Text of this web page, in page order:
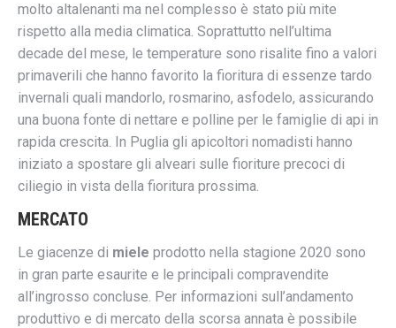
molto altalenanti ma nel complesso è stato più mite
rispetto alla media climatica. Soprattutto nell’ultima
decade del mese, le temperature sono risalite fino a valori
primaverili che hanno favorito la fioritura di essenze tardo
invernali quali mandorlo, rosmarino, asfodelo, assicurando
una buona fonte di nettare e polline per le famiglie di api in
rapida crescita. In Puglia gli apicoltori nomadisti hanno
iniziato a spostare gli alveari sulle fioriture precoci di
ciliegio in vista della fioritura prossima.
MERCATO
Le giacenze di miele prodotto nella stagione 2020 sono
in gran parte esaurite e le principali compravendite
all’ingrosso concluse. Per informazioni sull’andamento
produttivo e di mercato della scorsa annata è possibile